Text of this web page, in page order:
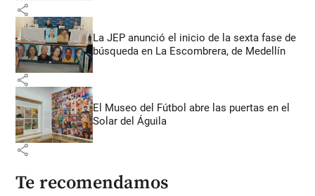
share
La JEP anunció el inicio de la sexta fase de
búsqueda en La Escombrera, de Medellín
share
El Museo del Fútbol abre las puertas en el
Solar del Águila
share
Te recomendamos